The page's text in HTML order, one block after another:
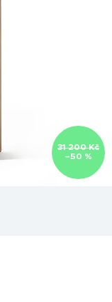
31 200 Kč
–50 %